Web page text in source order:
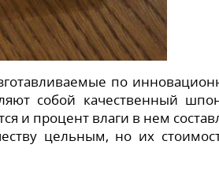
по
собой качественный
и процент влаги в нем
цельным, но их